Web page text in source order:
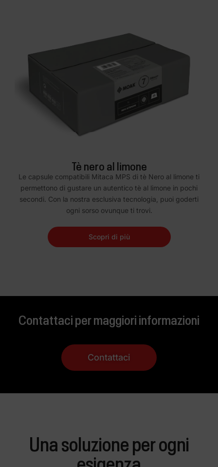
Tè nero al limone
Le capsule compatibili Mitaca MPS di tè Nero al limone ti
permettono di gustare un autentico tè al limone in pochi
secondi. Con la nostra esclusiva tecnologia, puoi goderti
ogni sorso ovunque ti trovi.
Scopri di più
Contattaci per maggiori informazioni
Contattaci
Una soluzione per ogni